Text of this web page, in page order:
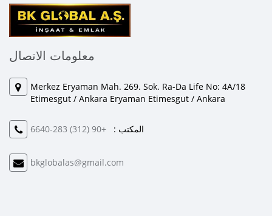
معلومات الاتصال
Merkez Eryaman Mah. 269. Sok. Ra-Da Life No: 4A/18
Etimesgut / Ankara Eryaman Etimesgut / Ankara
المكتب : +90 (312) 283-6640
bkglobalas@gmail.com